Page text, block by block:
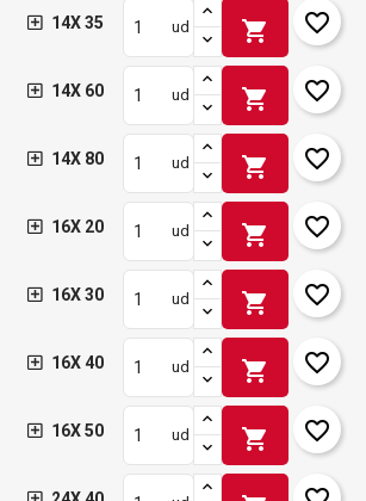
14X 35 ud shopping_cart favorite_border
14X 60 ud shopping_cart favorite_border
14X 80 ud shopping_cart favorite_border
16X 20 ud shopping_cart favorite_border
16X 30 ud shopping_cart favorite_border
16X 40 ud shopping_cart favorite_border
16X 50 ud shopping_cart favorite_border